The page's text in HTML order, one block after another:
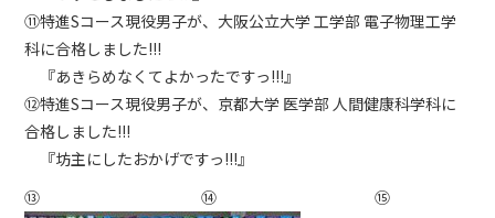
⑪特進Sコース現役男子が、大阪公立大学 工学部 電子物理工学
科に合格しました!!!
『あきらめなくてよかったですっ!!!』
⑫特進Sコース現役男子が、京都大学 医学部 人間健康科学科に
合格しました!!!
『坊主にしたおかげですっ!!!』
⑬ ⑭ ⑮